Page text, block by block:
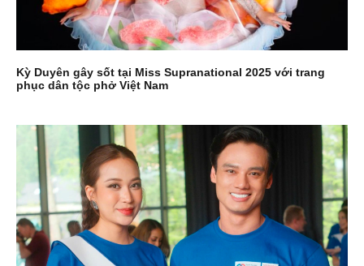
Kỳ Duyên gây sốt tại Miss Supranational 2025 với trang
phục dân tộc phở Việt Nam